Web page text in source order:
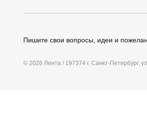
Пишите свои вопросы, идеи и
© 2026 Лента / 197374 г. Санкт-